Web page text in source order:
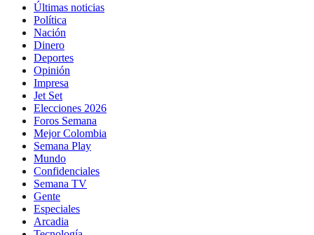
Últimas noticias
Política
Nación
Dinero
Deportes
Opinión
Impresa
Jet Set
Elecciones 2026
Foros Semana
Mejor Colombia
Semana Play
Mundo
Confidenciales
Semana TV
Gente
Especiales
Arcadia